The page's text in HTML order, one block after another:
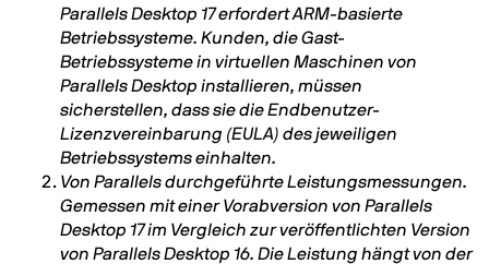
Parallels Desktop 17 erfordert ARM-basierte
Betriebssysteme. Kunden, die Gast-
Betriebssysteme in virtuellen Maschinen von
Parallels Desktop installieren, müssen
sicherstellen, dass sie die Endbenutzer-
Lizenzvereinbarung (EULA) des jeweiligen
Betriebssystems einhalten.
Von Parallels durchgeführte Leistungsmessungen.
Gemessen mit einer Vorabversion von Parallels
Desktop 17 im Vergleich zur veröffentlichten Version
von Parallels Desktop 16. Die Leistung hängt von der